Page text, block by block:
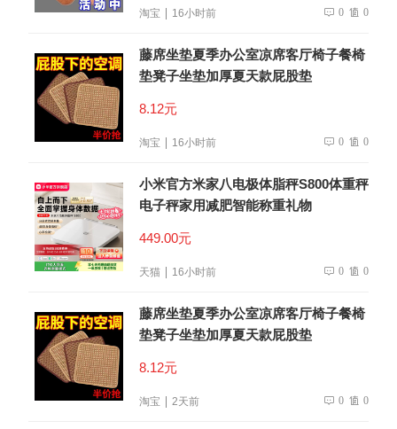
淘宝 16小时前 0 0
藤席坐垫夏季办公室凉席客厅椅子餐椅
垫凳子坐垫加厚夏天款屁股垫
8.12元
淘宝 16小时前 0 0
小米官方米家八电极体脂秤S800体重秤
电子秤家用减肥智能称重礼物
449.00元
天猫 16小时前 0 0
藤席坐垫夏季办公室凉席客厅椅子餐椅
垫凳子坐垫加厚夏天款屁股垫
8.12元
淘宝 2天前 0 0